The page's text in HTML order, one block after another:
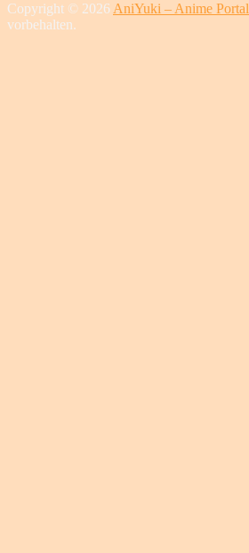
Copyright © 2026 AniYuki – Anime Portal
vorbehalten.